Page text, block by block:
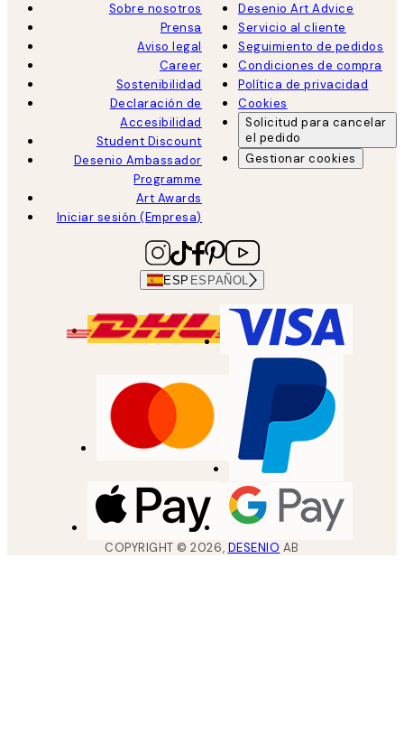
Sobre nosotros
Prensa
Aviso legal
Career
Sostenibilidad
Declaración de
Accesibilidad
Student Discount
Desenio Ambassador
Programme
Art Awards
Iniciar sesión (Empresa)
Desenio Art Advice
Servicio al cliente
Seguimiento de pedidos
Condiciones de compra
Política de privacidad
Cookies
Solicitud para cancelar
el pedido
Gestionar cookies
ESP ESPAÑOL
COPYRIGHT ©2026, DESENIO AB